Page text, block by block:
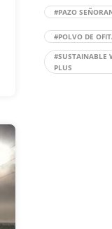
#PAZO
#POLVO DE
#SUSTAINABLE
PLUS